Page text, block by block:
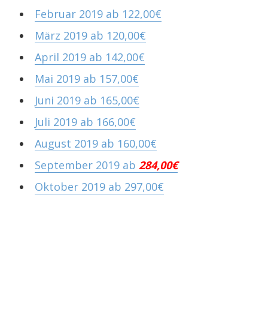
Februar 2019 ab 122,00€
März 2019 ab 120,00€
April 2019 ab 142,00€
Mai 2019 ab 157,00€
Juni 2019 ab 165,00€
Juli 2019 ab 166,00€
August 2019 ab 160,00€
September 2019 ab284,00€
Oktober 2019 ab 297,00€